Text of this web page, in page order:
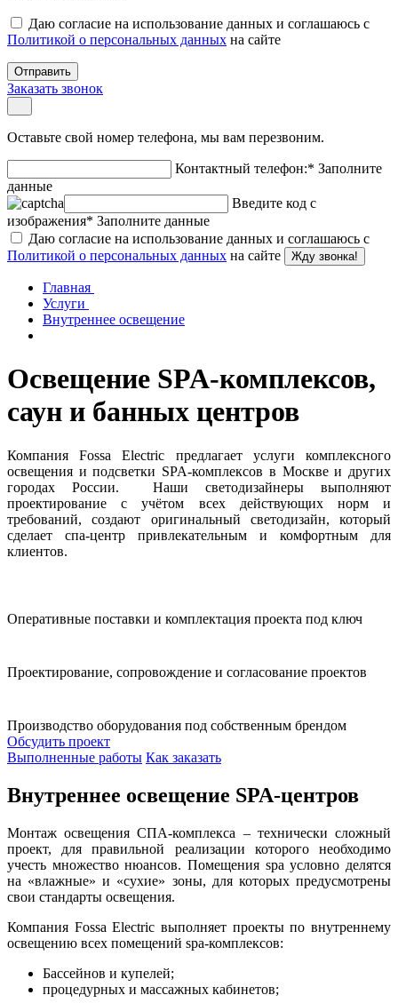
Даю согласие на использование данных и соглашаюсь с
Политикой о персональных данных на сайте
Отправить
Заказать звонок
Оставьте свой номер телефона, мы вам перезвоним.
Контактный телефон:* Заполните
данные
Введите код с
изображения* Заполните данные
Даю согласие на использование данных и соглашаюсь с
Политикой о персональных данных на сайте Жду звонка!
Главная
Услуги
Внутреннее освещение
Освещение SPA-комплексов,
саун и банных центров
Компания Fossa Electric предлагает услуги комплексного
освещения и подсветки SPA-комплексов в Москве и других
городах России. Наши светодизайнеры выполняют
проектирование с учётом всех действующих норм и
требований, создают оригинальный светодизайн, который
сделает спа-центр привлекательным и комфортным для
клиентов.
Оперативные поставки и комплектация проекта под ключ
Проектирование, сопровождение и согласование проектов
Производство оборудования под собственным брендом
Обсудить проект
Выполненные работы Как заказать
Внутреннее освещение SPA-центров
Монтаж освещения СПА-комплекса – технически сложный
проект, для правильной реализации которого необходимо
учесть множество нюансов. Помещения spa условно делятся
на «влажные» и «сухие» зоны, для которых предусмотрены
свои стандарты освещения.
Компания Fossa Electric выполняет проекты по внутреннему
освещению всех помещений spa-комплексов:
Бассейнов и купелей;
процедурных и массажных кабинетов;